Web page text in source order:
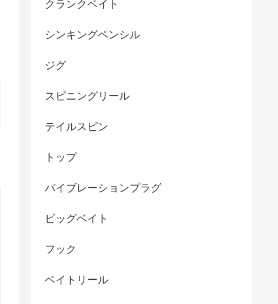
クランクベイト
シンキングペンシル
ジグ
スピニングリール
テイルスピン
トップ
バイブレーションプラグ
ビッグベイト
フック
ベイトリール